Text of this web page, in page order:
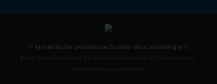
Armenische Gemeinde Baden-Württemberg e.V.